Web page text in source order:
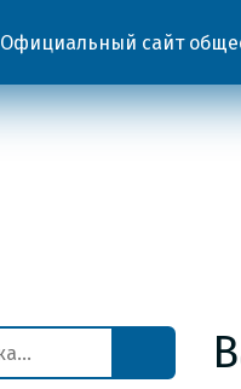
Официальный сайт